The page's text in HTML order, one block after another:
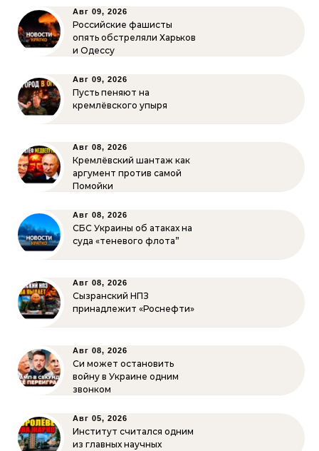
Авг 09, 2026
Российские фашисты
опять обстреляли Харьков
и Одессу
Авг 09, 2026
Пусть пеняют на
кремлёвского упыря
Авг 08, 2026
Кремлёвский шантаж как
аргумент против самой
Помойки
Авг 08, 2026
СБС Украины об атаках на
суда «теневого флота”
Авг 08, 2026
Сызранский НПЗ
принадлежит «Роснефти»
Авг 08, 2026
Си может остановить
войну в Украине одним
звонком
Авг 05, 2026
Институт считался одним
из главных научных